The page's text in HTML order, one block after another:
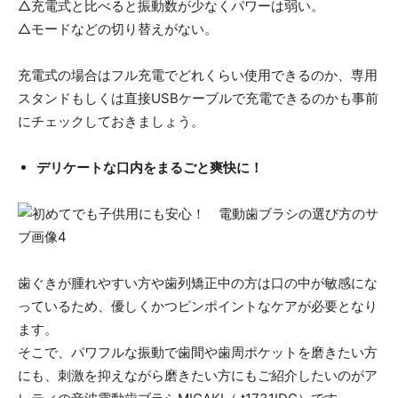
△充電式と比べると振動数が少なくパワーは弱い。
△モードなどの切り替えがない。
充電式の場合はフル充電でどれくらい使用できるのか、専用
スタンドもしくは直接USBケーブルで充電できるのかも事前
にチェックしておきましょう。
デリケートな口内をまるごと爽快に！
歯ぐきが腫れやすい方や歯列矯正中の方は口の中が敏感にな
っているため、優しくかつピンポイントなケアが必要となり
ます。
そこで、パワフルな振動で歯間や歯周ポケットを磨きたい方
にも、刺激を抑えながら磨きたい方にもご紹介したいのがア